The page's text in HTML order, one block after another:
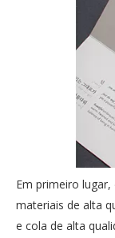
Em primeiro
materiais de alta
e cola de alta